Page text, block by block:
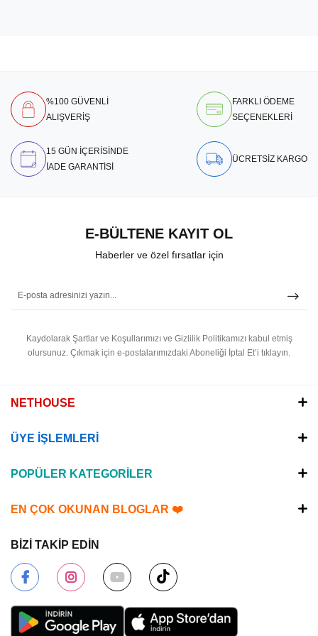
%100 GÜVENLİ
ALIŞVERİŞ
FARKLI ÖDEME
SEÇENEKLERİ
15 GÜN İÇERİSİNDE
İADE GARANTİSİ
ÜCRETSİZ KARGO
E-BÜLTENE KAYIT OL
Haberler ve özel fırsatlar için
Kaydolarak Şartlar ve Koşullarımızı ve Gizlilik Politikamızı kabul etmiş
olursunuz. Çıkmak için e-postalarımızdaki Aboneliği İptal Et’i tıklayın.
NETHOUSE
ÜYE İŞLEMLERİ
POPÜLER KATEGORİLER
EN ÇOK OKUNAN BLOGLAR ❤️
BİZİ TAKİP EDİN